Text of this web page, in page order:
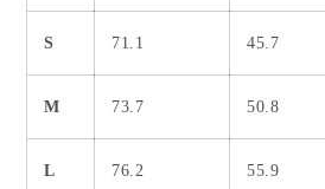
S 71.1 45.7
M 73.7 50.8
L 76.2 55.9